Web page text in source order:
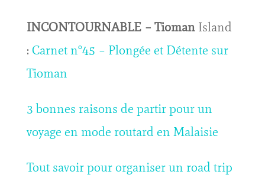
INCONTOURNABLE – TiomanIsland
: Carnet n°45 – Plongée et Détente sur
Tioman
3 bonnes raisons de partir pour un
voyage en mode routard en Malaisie
Tout savoir pour organiser un road trip